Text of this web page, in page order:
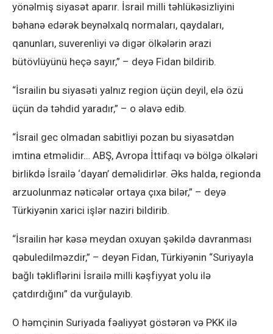
yönəlmiş siyasət aparır. İsrail milli təhlükəsizliyini
bəhanə edərək beynəlxalq normaları, qaydaları,
qanunları, suverenliyi və digər ölkələrin ərazi
bütövlüyünü heçə sayır,” – deyə Fidan bildirib.
“İsrailin bu siyasəti yalnız region üçün deyil, elə özü
üçün də təhdid yaradır,” – o əlavə edib.
“İsrail gec olmadan sabitliyi pozan bu siyasətdən
imtina etməlidir… ABŞ, Avropa İttifaqı və bölgə ölkələri
birlikdə İsrailə ‘dayan’ deməlidirlər. Əks halda, regionda
arzuolunmaz nəticələr ortaya çıxa bilər,” – deyə
Türkiyənin xarici işlər naziri bildirib.
“İsrailin hər kəsə meydan oxuyan şəkildə davranması
qəbuledilməzdir,” – deyən Fidan, Türkiyənin “Suriyayla
bağlı təkliflərini İsrailə milli kəşfiyyat yolu ilə
çatdırdığını” da vurğulayıb.
O həmçinin Suriyada fəaliyyət göstərən və PKK ilə